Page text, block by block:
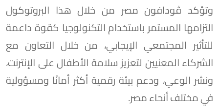
وتؤكد ڤودافون مصر من خلال هذا البروتوكول
التزامها المستمر باستخدام التكنولوجيا كقوة داعمة
للتأثير المجتمعي الإيجابي، من خلال التعاون مع
الشركاء المعنيين لتعزيز سلامة الأطفال على الإنترنت،
ونشر الوعي، ودعم بيئة رقمية أكثر أمانًا ومسؤولية
في مختلف أنحاء مصر.